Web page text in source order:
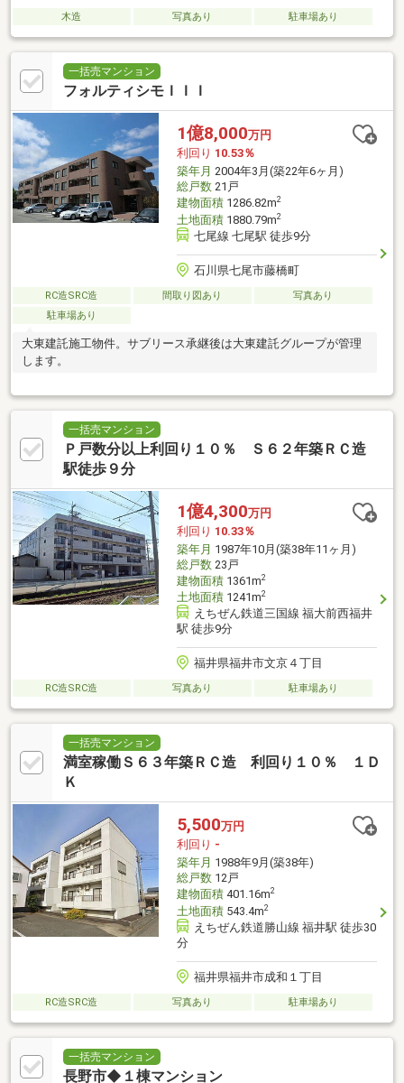
木造 写真あり 駐車場あり
一括売マンション
フォルティシモＩＩＩ
1億8,000万円
利回り 10.53％
築年月 2004年3月(築22年6ヶ月)
総戸数21戸
建物面積1286.82m2
土地面積1880.79m2
七尾線 七尾駅 徒歩9分
石川県七尾市藤橋町
RC造SRC造 間取り図あり
写真あり
駐車場あり
大東建託施工物件。サブリース承継後は大東建託グループが管理
します。
一括売マンション
Ｐ戸数分以上利回り１０％ Ｓ６２年築ＲＣ造
駅徒歩９分
1億4,300万円
利回り 10.33％
築年月 1987年10月(築38年11ヶ月)
総戸数23戸
建物面積1361m2
土地面積1241m2
えちぜん鉄道三国線 福大前西福井
駅 徒歩9分
福井県福井市文京４丁目
RC造SRC造 写真あり 駐車場あり
一括売マンション
満室稼働Ｓ６３年築ＲＣ造 利回り１０％ １Ｄ
Ｋ
5,500万円
利回り -
築年月 1988年9月(築38年)
総戸数12戸
建物面積401.16m2
土地面積543.4m2
えちぜん鉄道勝山線 福井駅 徒歩30
分
福井県福井市成和１丁目
RC造SRC造 写真あり 駐車場あり
一括売マンション
長野市◆１棟マンション